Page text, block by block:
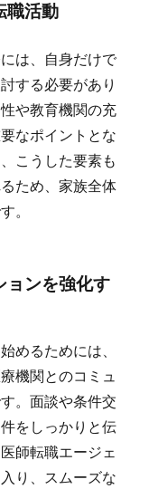
職活動
は、自身だけで
する必要があり
や教育機関の充
なポイントとな
こうした要素も
ため、家族全体
。
ョンを強化す
めるためには、
機関とのコミュ
。面談や条件交
をしっかりと伝
師転職エージェ
り、スムーズな